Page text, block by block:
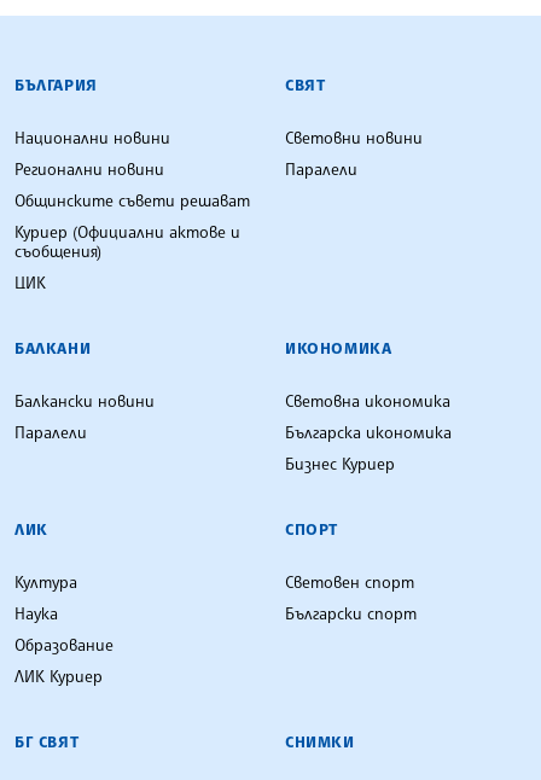
БЪЛГАРСКА ТЕЛЕГРАФНА АГЕНЦИЯ
БЪЛГАРИЯ
Национални новини
Регионални новини
Общинските съвети решават
Куриер (Официални актове и
съобщения)
ЦИК
СВЯТ
Световни новини
Паралели
БАЛКАНИ
Балкански новини
Паралели
ИКОНОМИКА
Световна икономика
Българска икономика
Бизнес Куриер
ЛИК
Култура
Наука
Образование
ЛИК Куриер
СПОРТ
Световен спорт
Български спорт
БГ СВЯТ СНИМКИ